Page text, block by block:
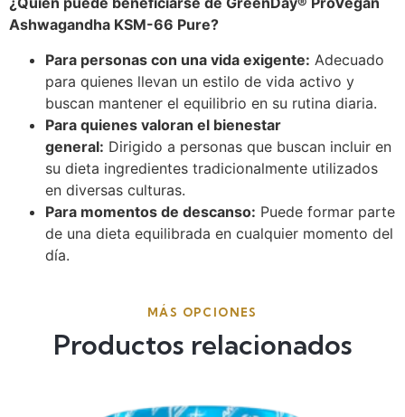
Ashwagandha KSM-66 Pure?
Para personas con una vida exigente: Adecuado
para quienes llevan un estilo de vida activo y
buscan mantener el equilibrio en su rutina diaria.
Para quienes valoran el bienestar
general: Dirigido a personas que buscan incluir en
su dieta ingredientes tradicionalmente utilizados
en diversas culturas.
Para momentos de descanso: Puede formar parte
de una dieta equilibrada en cualquier momento del
día.
MÁS OPCIONES
Productos relacionados